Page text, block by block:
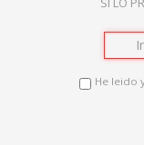
He leido